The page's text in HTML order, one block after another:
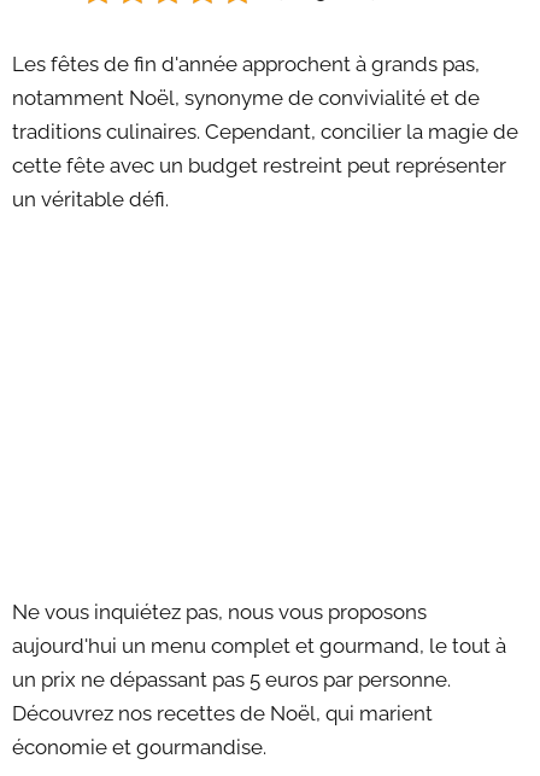
Les fêtes de fin d'année approchent à grands pas,
notamment Noël, synonyme de convivialité et de
traditions culinaires. Cependant, concilier la magie de
cette fête avec un budget restreint peut représenter
un véritable défi.
Ne vous inquiétez pas, nous vous proposons
aujourd'hui un menu complet et gourmand, le tout à
un prix ne dépassant pas 5 euros par personne.
Découvrez nos recettes de Noël, qui marient
économie et gourmandise.